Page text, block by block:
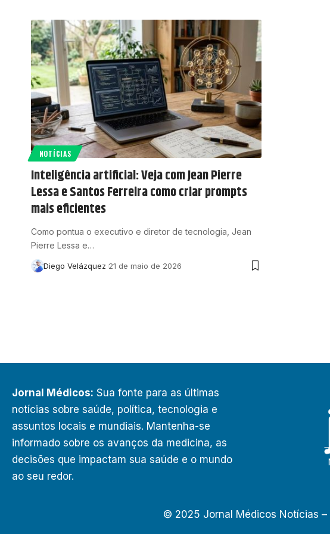
NOTÍCIAS
Inteligência artificial: Veja com Jean Pierre
Lessa e Santos Ferreira como criar prompts
mais eficientes
Como pontua o executivo e diretor de tecnologia, Jean
Pierre Lessa e…
Diego Velázquez 21 de maio de 2026
Jornal Médicos: Sua fonte para as últimas
notícias sobre saúde, política, tecnologia e
assuntos locais e mundiais. Mantenha-se
informado sobre os avanços da medicina, as
decisões que impactam sua saúde e o mundo
ao seu redor.
© 2025 Jornal Médicos Notícias –